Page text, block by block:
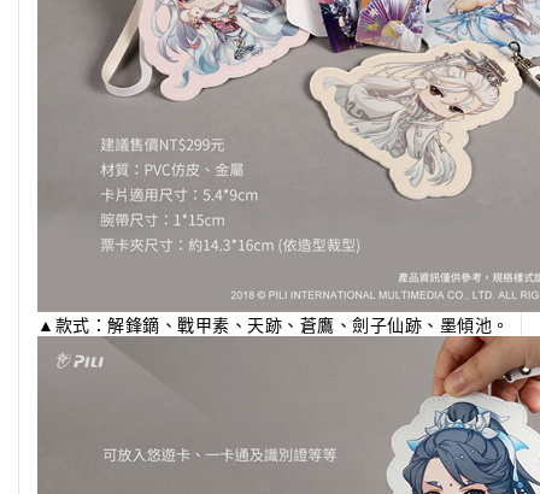
▲款式：解鋒鏑、戰甲素、天跡、蒼鷹、劍子仙跡、墨傾池。